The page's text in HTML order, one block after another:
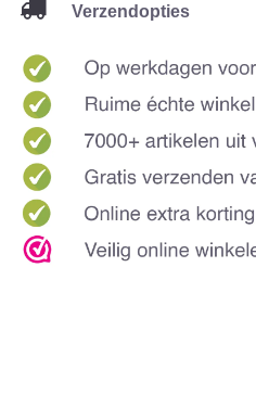
Verzendopties